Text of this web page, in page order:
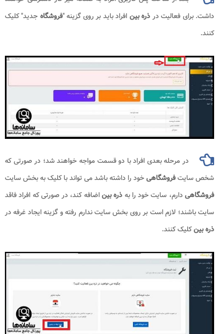
داشت. برای فعالیت در ذره بین افراد باید بر روی گزینه "فروشگاه جدید" کلیک
کنند.
در مرحله بعدی افراد با دو قسمت مواجه خواهند شد؛ در صورتی که
شخص سایتفروشگاهیخود را داشته باشد می تواند با کلیک به بخش سایت
فروشگاهیدارم، سایت خود را به ذره بیناضافه کند، در صورتی که افراد فاقد
سایت باشند؛ لازم است بر روی بخش سایت ندارم رفته و گزینه ایجاد غرفه در
ذره بینکلیک کنند.